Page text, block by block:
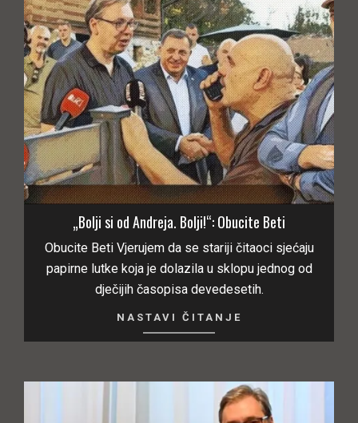
„Bolji si od Andreja. Bolji!“: Obucite Beti
Obucite Beti Vjerujem da se stariji čitaoci sjećaju
papirne lutke koja je dolazila u sklopu jednog od
dječijih časopisa devedesetih.
NASTAVI ČITANJE